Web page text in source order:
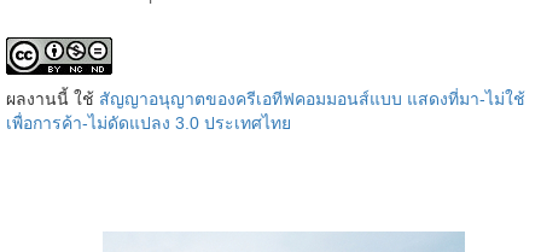
ผลงานนี้ ใช้ สัญญาอนุญาตของครีเอทีฟคอมมอนส์แบบ แสดงที่มา-ไม่ใช้
เพื่อการค้า-ไม่ดัดแปลง 3.0 ประเทศไทย